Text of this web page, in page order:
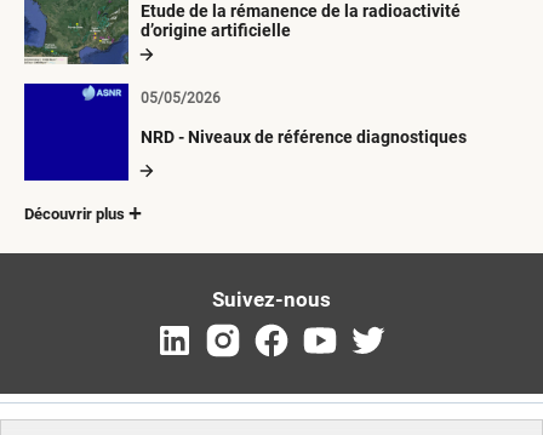
Etude de la rémanence de la radioactivité
d’origine artificielle
NRD - Niveaux de référence diagnostiques
05/05/2026
Découvrir plus
Suivez-nous